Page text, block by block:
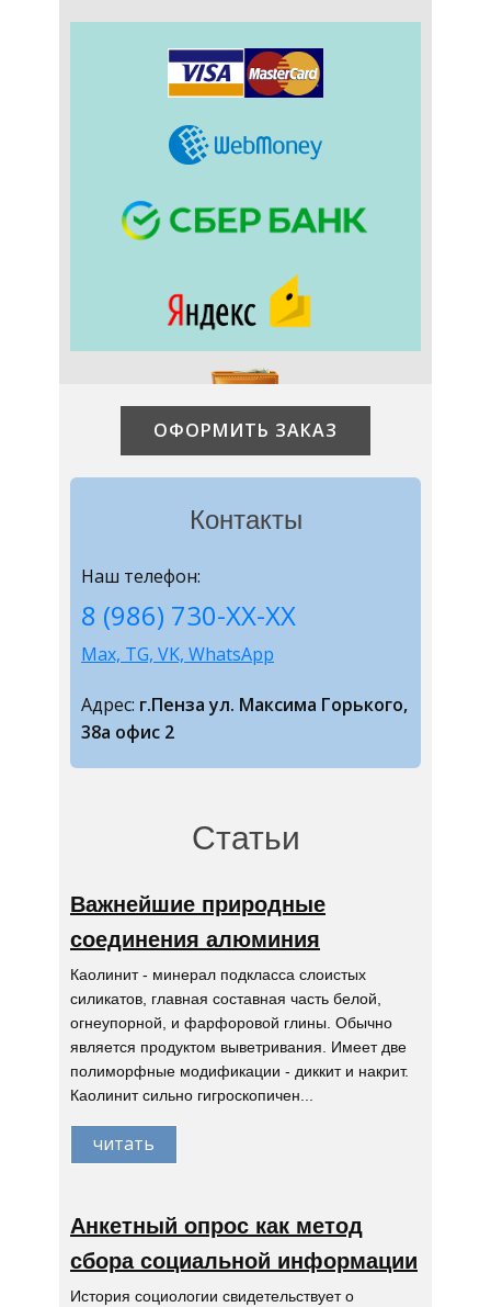
ОФОРМИТЬ ЗАКАЗ
Контакты
Наш телефон:
8 (986) 730-ХХ-ХХ
Max, TG, VK, WhatsApp
Адрес: г.Пенза ул. Максима Горького,
38а офис 2
Статьи
Важнейшие природные
соединения алюминия
Каолинит - минерал подкласса слоистых
силикатов, главная составная часть белой,
огнеупорной, и фарфоровой глины. Обычно
является продуктом выветривания. Имеет две
полиморфные модификации - диккит и накрит.
Каолинит сильно гигроскопичен...
читать
Анкетный опрос как метод
сбора социальной информации
История социологии свидетельствует о